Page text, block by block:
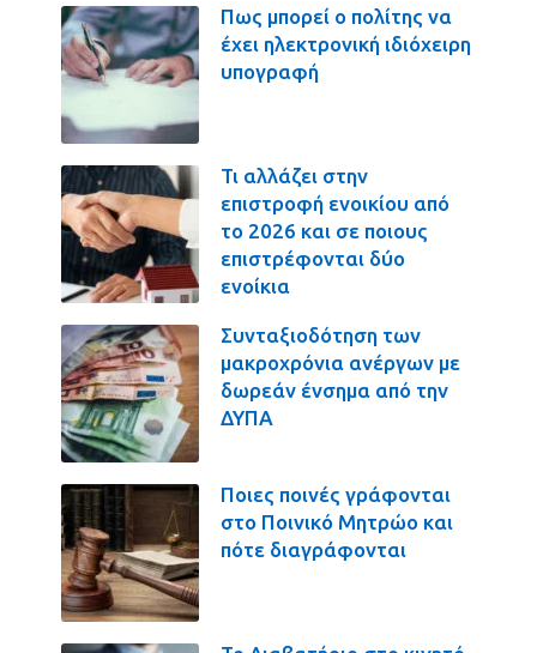
Πως μπορεί ο πολίτης να
έχει ηλεκτρονική ιδιόχειρη
υπογραφή
Τι αλλάζει στην
επιστροφή ενοικίου από
το 2026 και σε ποιους
επιστρέφονται δύο
ενοίκια
Συνταξιοδότηση των
μακροχρόνια ανέργων με
δωρεάν ένσημα από την
ΔΥΠΑ
Ποιες ποινές γράφονται
στο Ποινικό Μητρώο και
πότε διαγράφονται